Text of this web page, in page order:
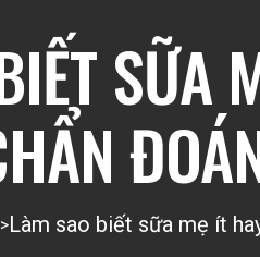
SỮA
>Làm sao biết sữa mẹ ít